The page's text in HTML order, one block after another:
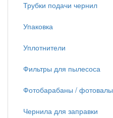
Трубки подачи чернил
Упаковка
Уплотнители
Фильтры для пылесоса
Фотобарабаны / фотовалы
Чернила для заправки